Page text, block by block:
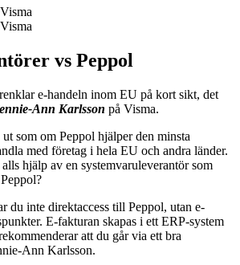
vs Peppol
e-handeln inom EU på kort sikt, det
Ann Karlsson på Visma.
ut som om Peppol hjälper den minsta
med företag i hela EU och andra länder.
hjälp av en systemvaruleverantör som
du inte direktaccess till Peppol, utan e-
E-fakturan skapas i ett ERP-system
att du går via ett bra
Ann Karlsson.